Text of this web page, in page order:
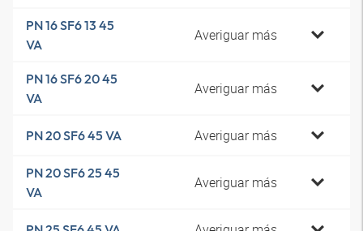
PN 16 SF6 13 45
VA
Averiguar más
PN 16 SF6 20 45
VA
Averiguar más
PN 20 SF6 45 VA Averiguar más
PN 20 SF6 25 45
VA
Averiguar más